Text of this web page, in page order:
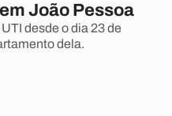
João Pessoa
desde o dia 23 de
dela.